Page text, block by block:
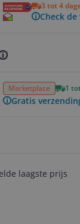
3 tot 4
Check
Marketplace 1
Gratis
laagste prijs